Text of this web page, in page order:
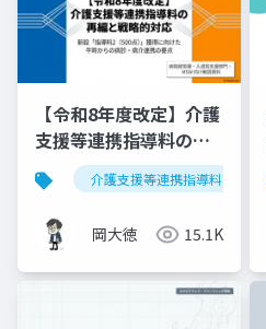
【令和8年度改定】介護
支援等連携指導料の再
編と戦略的対応｜指導
料2（500点）の要件整
理
介護支援等連携指導料
岡大徳 15.1K